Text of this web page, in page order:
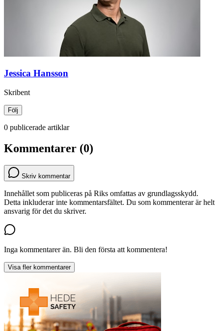
Jessica Hansson
Skribent
Följ
0 publicerade artiklar
Kommentarer (0)
Skriv kommentar
Innehållet som publiceras på Riks omfattas av grundlagsskydd.
Detta inkluderar inte kommentarsfältet. Du som kommenterar är helt
ansvarig för det du skriver.
Inga kommentarer än. Bli den första att kommentera!
Visa fler kommentarer